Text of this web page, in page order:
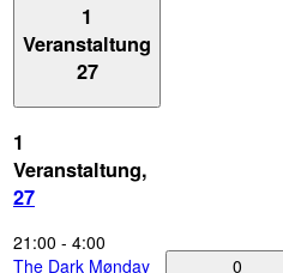
1
Veranstaltung
27
1
Veranstaltung,
27
21:00 - 4:00
The Dark Mønday
0